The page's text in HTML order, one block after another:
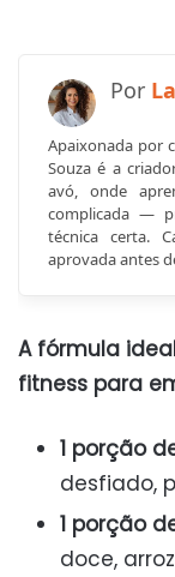
Apaixonada por
Souza é a
avó, onde
complicada —
técnica certa.
aprovada antes
A fórmula
fitness para
1 porção
desfiado,
1 porção
doce,